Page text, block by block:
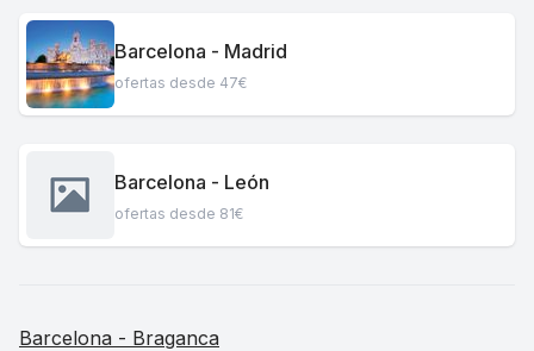
Barcelona - Madrid
ofertas desde 47€
Barcelona - León
ofertas desde 81€
Barcelona - Braganca